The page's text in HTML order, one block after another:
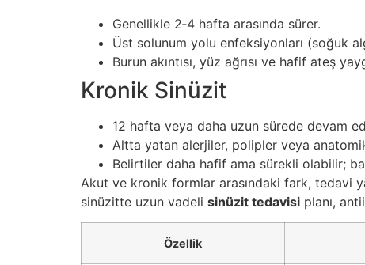
Genellikle 2‑4 hafta arasında sürer.
Üst solunum yolu enfeksiyonları (soğuk
Burun akıntısı, yüz ağrısı ve hafif ateş
Kronik Sinüzit
12 hafta veya daha uzun sürede devam
Altta yatan alerjiler, polipler veya
Belirtiler daha hafif ama sürekli olabilir;
Akut ve kronik formlar arasındaki fark, tedavi
sinüzitte uzun vadeli sinüzit tedavisi planı,
Özellik